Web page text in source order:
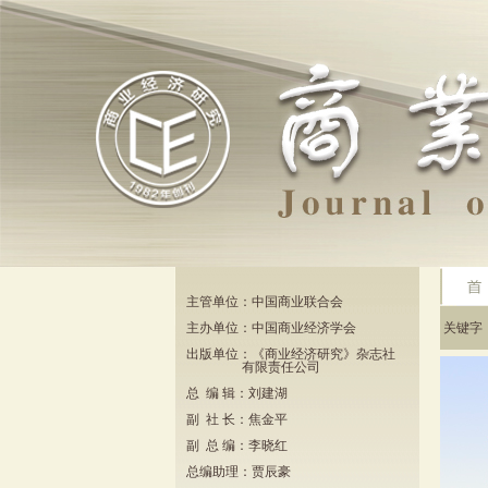
主管单位：中国商业联合会
主办单位：中国商业经济学会
出版单位：《商业经济研究》杂志社
有限责任公司
总 编 辑：刘建湖
副 社 长：焦金平
副 总 编：李晓红
总编助理：贾辰豪
关键字